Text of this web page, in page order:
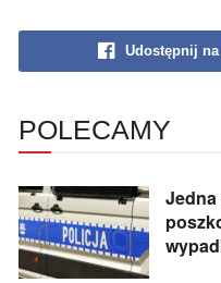
Udostępnij
POLECAMY